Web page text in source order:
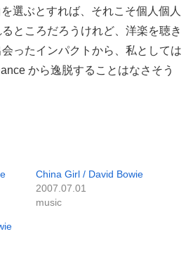
選ぶとすれば、それこそ個人個人
ところだろうけれど、洋楽を聴き
ったインパクトから、私としては
から逸脱することはなさそう
China Girl / David Bowie
2007.07.01
music